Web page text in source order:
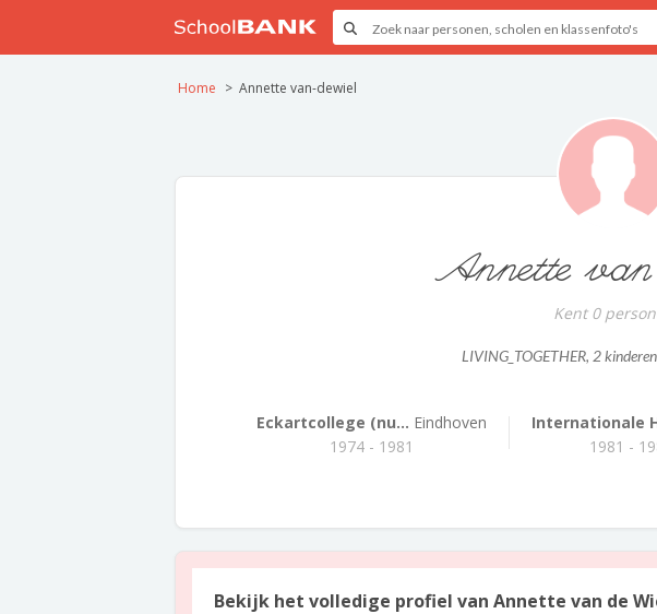
Home Annette van-dewiel
Annette
Kent 0
LIVING_TOGETHER, 2 kinderen
Eckartcollege (nu... Eindhoven
1974 - 1981
Internationale
1981 -
Bekijk het volledige profiel van Annette van de